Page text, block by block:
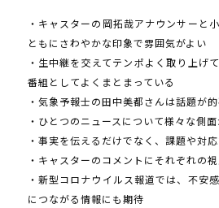
・キャスターの岡拓哉アナウンサーと
ともにさわやかな印象で雰囲気がよい
・生中継を交えてテンポよく取り上げ
番組としてよくまとまっている
・気象予報士の田中美都さんは話題が
・ひとつのニュースについて様々な側
・事実を伝えるだけでなく、課題や対
・キャスターのコメントにそれぞれの
・新型コロナウイルス報道では、不安
につながる情報にも期待